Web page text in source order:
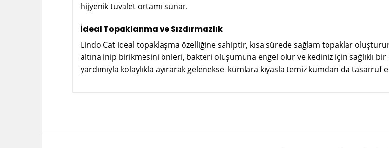
hijyenik tuvalet ortamı sunar.
İdeal Topaklanma ve Sızdırmazlık
Lindo Cat ideal topaklaşma özelliğine sahiptir, kısa sürede sağlam topaklar
altına inip birikmesini önleri, bakteri oluşumuna engel olur ve kediniz için sağlıklı
yardımıyla kolaylıkla ayırarak geleneksel kumlara kıyasla temiz kumdan da tasarruf